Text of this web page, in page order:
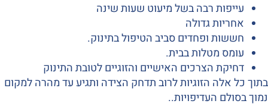
עייפות רבה בשל מיעוט שעות שינה
אחריות גדולה
חששות ופחדים סביב הטיפול בתינוק.
עומס מטלות בבית.
דחיקת הצרכים האישיים והזוגיים לטובת התינוק
בתוך כל אלה הזוגיות לרוב תדחק הצידה ותגיע עד מהרה למקום
נמוך בסולם העדיפויות..